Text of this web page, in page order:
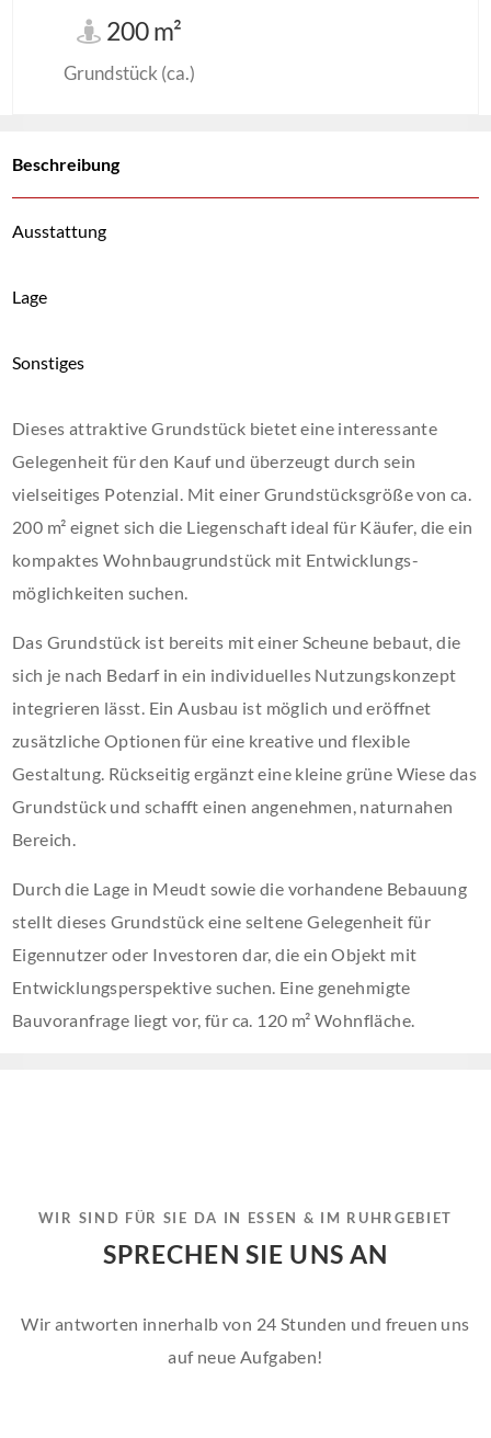
200 m²
Grundstück (ca.)
Beschreibung
Ausstattung
Lage
Sonstiges
Dieses attraktive Grundstück bietet eine interessante
Gelegenheit für den Kauf und überzeugt durch sein
vielseitiges Potenzial. Mit einer Grundstücksgröße von ca.
200 m² eignet sich die Liegenschaft ideal für Käufer, die ein
kompaktes Wohnbaugrundstück mit Entwicklungs-
möglichkeiten suchen.
Das Grundstück ist bereits mit einer Scheune bebaut, die
sich je nach Bedarf in ein individuelles Nutzungskonzept
integrieren lässt. Ein Ausbau ist möglich und eröffnet
zusätzliche Optionen für eine kreative und flexible
Gestaltung. Rückseitig ergänzt eine kleine grüne Wiese das
Grundstück und schafft einen angenehmen, naturnahen
Bereich.
Durch die Lage in Meudt sowie die vorhandene Bebauung
stellt dieses Grundstück eine seltene Gelegenheit für
Eigennutzer oder Investoren dar, die ein Objekt mit
Entwicklungsperspektive suchen. Eine genehmigte
Bauvoranfrage liegt vor, für ca. 120 m² Wohnfläche.
WIR SIND FÜR SIE DA IN ESSEN & IM RUHRGEBIET
SPRECHEN SIE UNS AN
Wir antworten innerhalb von 24 Stunden und freuen uns
auf neue Aufgaben!